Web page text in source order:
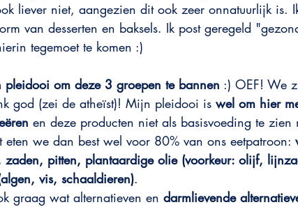
liever niet, aangezien dit ook zeer onnatuurlijk is.
van desserten en baksels. Ik post geregeld
tegemoet te komen :)
pleidooi om deze 3 groepen te bannen :) OEF! We
god (zei de atheïst)! Mijn pleidooi is wel om hier
en deze producten niet als basisvoeding te zien
we dan best wel voor 80% van ons eetpatroon:
pitten, plantaardige olie (voorkeur: olijf,
vis, schaaldieren).
graag wat alternatieven en darmlievende